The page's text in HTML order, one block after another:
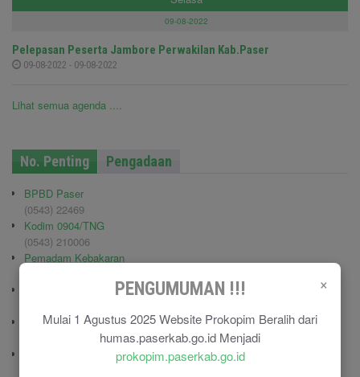
×
PENGUMUMAN !!!
Mulai 1 Agustus 2025 Website Prokopim Beralih dari
humas.paserkab.go.id Menjadi
prokopim.paserkab.go.id
09-08-2022
Pelepasan Peserta Jambore Perwakilan Kab.Paser
09-08-2022 - 09-08-2022
Lihat semua agenda ....
No. Penting Pengadaan
BPBD Paser
(0543) 22469
Kodim 0904/TNG
(0543) 210006
Pemadam Kebakaran
Polisi Pamong Praja (Satpol PP)
Polres Paser
RSU Panglima Sebaya